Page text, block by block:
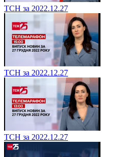
ТСН за 2022.12.27
ТСН за 2022.12.27
ТСН за 2022.12.27